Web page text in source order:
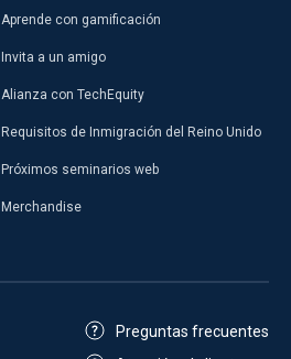
Aprende con gamificación
Invita a un amigo
Alianza con TechEquity
Requisitos de Inmigración del Reino Unido
Próximos seminarios web
Merchandise
Preguntas frecuentes